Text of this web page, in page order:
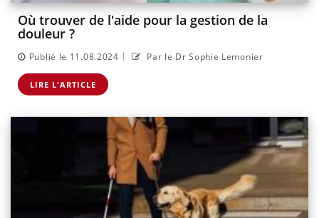
Où trouver de l'aide pour la gestion de la
douleur ?
Publié le 11.08.2024 | Par le Dr Sophie Lemonier
LIRE L'ARTICLE